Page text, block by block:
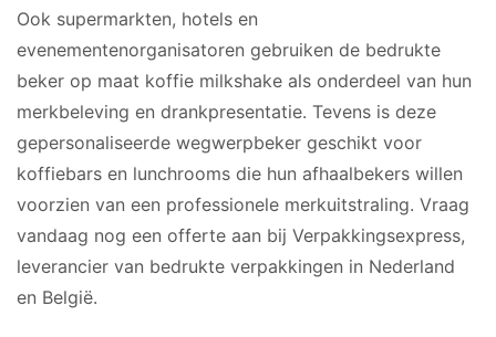
Ook supermarkten, hotels en
evenementenorganisatoren gebruiken de bedrukte
beker op maat koffie milkshake als onderdeel van hun
merkbeleving en drankpresentatie. Tevens is deze
gepersonaliseerde wegwerpbeker geschikt voor
koffiebars en lunchrooms die hun afhaalbekers willen
voorzien van een professionele merkuitstraling. Vraag
vandaag nog een offerte aan bij Verpakkingsexpress,
leverancier van bedrukte verpakkingen in Nederland
en België.